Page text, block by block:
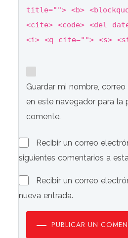
title=""> <b>
<cite> <code> <del
<i> <q cite=""> <s>
Guardar mi nombre,
en este navegador para la
comente.
Recibir un correo
siguientes comentarios a
Recibir un correo
nueva entrada.
PUBLICAR UN